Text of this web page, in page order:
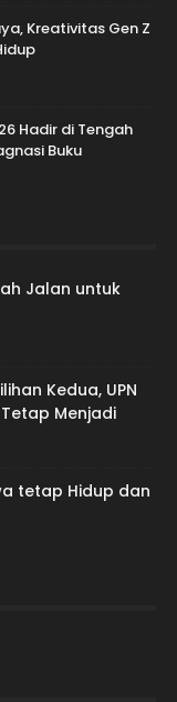
Kreativitas Gen Z
Hadir di Tengah
Buku
Jalan untuk
Kedua, UPN
Menjadi
tetap Hidup dan